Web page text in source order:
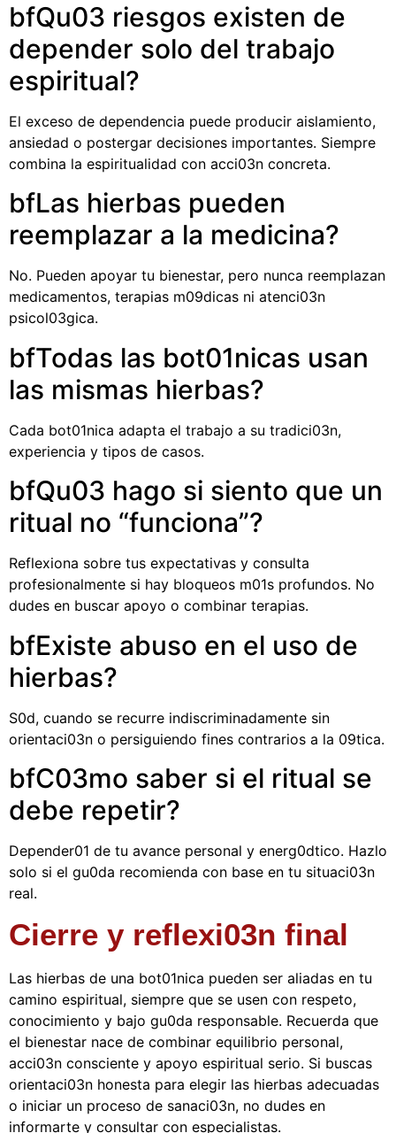
bfQu03 riesgos existen de
depender solo del trabajo
espiritual?
El exceso de dependencia puede producir aislamiento,
ansiedad o postergar decisiones importantes. Siempre
combina la espiritualidad con acci03n concreta.
bfLas hierbas pueden
reemplazar a la medicina?
No. Pueden apoyar tu bienestar, pero nunca reemplazan
medicamentos, terapias m09dicas ni atenci03n
psicol03gica.
bfTodas las bot01nicas usan
las mismas hierbas?
Cada bot01nica adapta el trabajo a su tradici03n,
experiencia y tipos de casos.
bfQu03 hago si siento que un
ritual no “funciona”?
Reflexiona sobre tus expectativas y consulta
profesionalmente si hay bloqueos m01s profundos. No
dudes en buscar apoyo o combinar terapias.
bfExiste abuso en el uso de
hierbas?
S0d, cuando se recurre indiscriminadamente sin
orientaci03n o persiguiendo fines contrarios a la 09tica.
bfC03mo saber si el ritual se
debe repetir?
Depender01 de tu avance personal y energ0dtico. Hazlo
solo si el gu0da recomienda con base en tu situaci03n
real.
Cierre y reflexi03n final
Las hierbas de una bot01nica pueden ser aliadas en tu
camino espiritual, siempre que se usen con respeto,
conocimiento y bajo gu0da responsable. Recuerda que
el bienestar nace de combinar equilibrio personal,
acci03n consciente y apoyo espiritual serio. Si buscas
orientaci03n honesta para elegir las hierbas adecuadas
o iniciar un proceso de sanaci03n, no dudes en
informarte y consultar con especialistas.